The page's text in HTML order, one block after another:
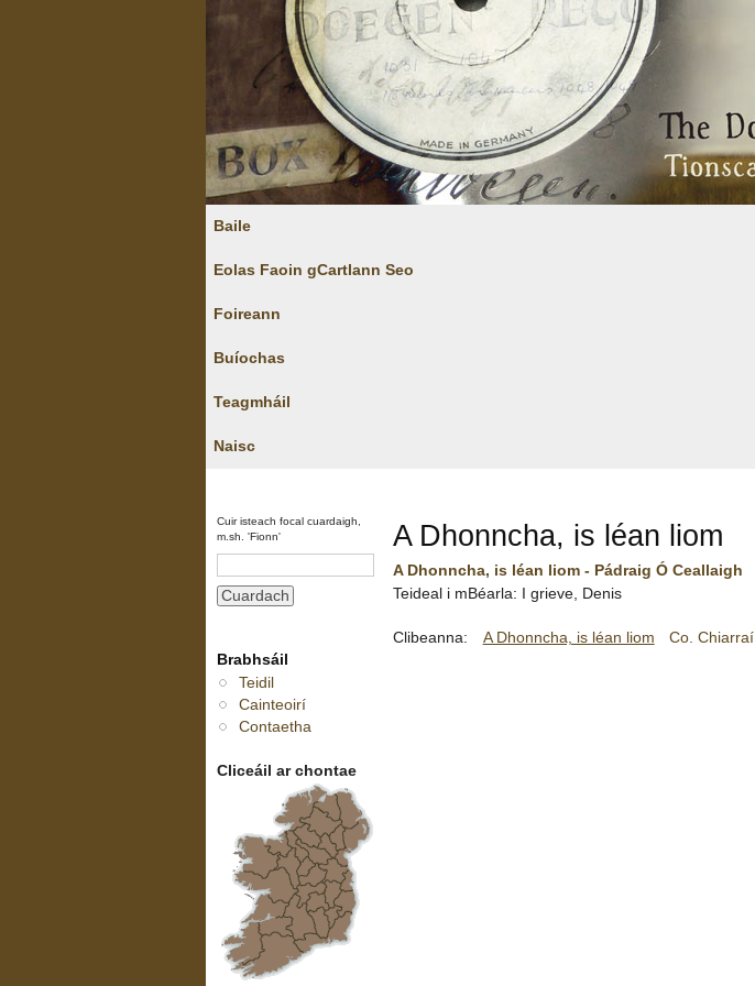
Baile
Eolas Faoin gCartlann Seo
Foireann
Buíochas
Teagmháil
Naisc
Cuir isteach focal cuardaigh,
m.sh. 'Fionn'
Brabhsáil
Teidil
Cainteoirí
Contaetha
Cliceáil ar chontae
A Dhonncha, is léan liom
A Dhonncha, is léan liom - Pádraig Ó Ceallaigh
Teideal i mBéarla: I grieve, Denis
Clibeanna: A Dhonncha, is léan liom Co. Chiarraí